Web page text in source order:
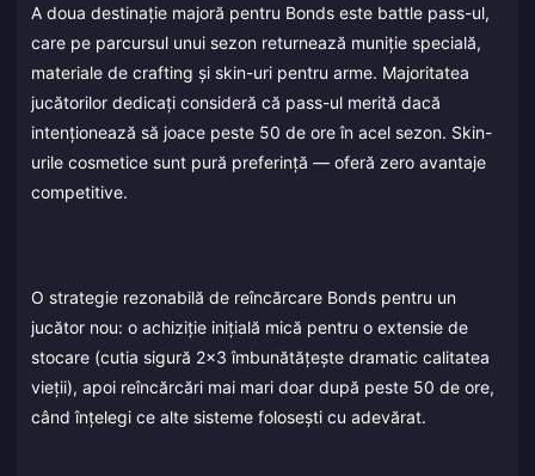
A doua destinație majoră pentru Bonds este battle pass-ul,
care pe parcursul unui sezon returnează muniție specială,
materiale de crafting și skin-uri pentru arme. Majoritatea
jucătorilor dedicați consideră că pass-ul merită dacă
intenționează să joace peste 50 de ore în acel sezon. Skin-
urile cosmetice sunt pură preferință — oferă zero avantaje
competitive.
O strategie rezonabilă de reîncărcare Bonds pentru un
jucător nou: o achiziție inițială mică pentru o extensie de
stocare (cutia sigură 2x3 îmbunătățește dramatic calitatea
vieții), apoi reîncărcări mai mari doar după peste 50 de ore,
când înțelegi ce alte sisteme folosești cu adevărat.